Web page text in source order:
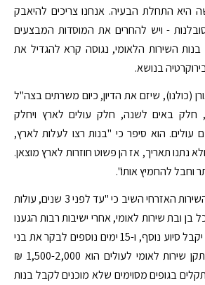
היא התחלת הבעיה. אנחנו צריכים להיאבק
- ויש להחרים את המוסדות המבצעים
השירות הלאומי, נגוסה קרא להגדיל את
בנושא.
(כולנו), שיזם את הדיון, כיום משרתים בצה"ל
חלק באים לשנה, חלק עולים לארץ ויחלק
עולים. הוא סיפר כי "בנות רצו לעלות לארץ,
נתנו תאריך, אז הן פשוט חוזרות לארץ מוצאן.
וחבל להחמיץ אותו".
שר שלום ג'רבי, מנכ"ל השירות האזרחי השיב כי "עד לפני 3 שנים, עולות
בן ובת שירות לאומי, אחרי ישיבות רבות הגענו
לסיכום שכל עולה חדש יקבל סיוע נוסף, ו-15 ימים נוספים לבקר את בני
משפחתו בחו"ל. עלות תקן שירות לאומי לעולים הוא 1,500-2,000 ₪
בגופים מסוימים שלא מוכנים לקבל בנות